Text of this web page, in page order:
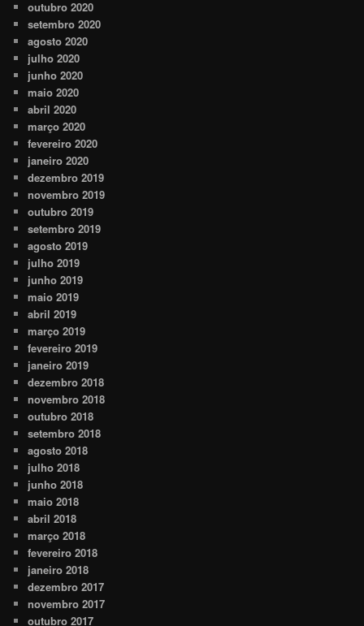
outubro 2020
setembro 2020
agosto 2020
julho 2020
junho 2020
maio 2020
abril 2020
março 2020
fevereiro 2020
janeiro 2020
dezembro 2019
novembro 2019
outubro 2019
setembro 2019
agosto 2019
julho 2019
junho 2019
maio 2019
abril 2019
março 2019
fevereiro 2019
janeiro 2019
dezembro 2018
novembro 2018
outubro 2018
setembro 2018
agosto 2018
julho 2018
junho 2018
maio 2018
abril 2018
março 2018
fevereiro 2018
janeiro 2018
dezembro 2017
novembro 2017
outubro 2017